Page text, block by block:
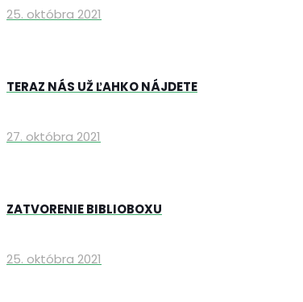
25. októbra 2021
TERAZ NÁS UŽ ĽAHKO NÁJDETE
27. októbra 2021
ZATVORENIE BIBLIOBOXU
25. októbra 2021